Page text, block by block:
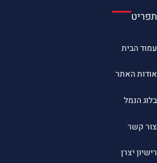
תפריט
עמוד הבית
אודות האתר
בלוג הנמל
צור קשר
רישיון יצרן